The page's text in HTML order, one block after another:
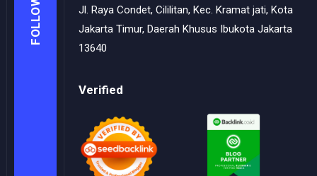
FOLLOW
Jl. Raya Condet, Cililitan, Kec. Kramat jati, Kota
Jakarta Timur, Daerah Khusus Ibukota Jakarta
13640
Verified